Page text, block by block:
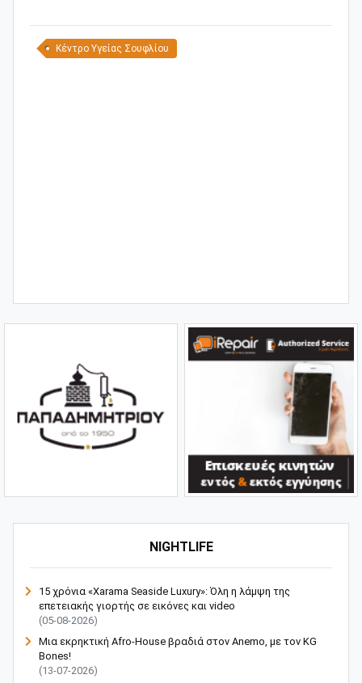
NIGHTLIFE
15 χρόνια «Xarama Seaside Luxury»: Όλη η λάμψη της
επετειακής γιορτής σε εικόνες και video
(05-08-2026)
Μια εκρηκτική Afro-House βραδιά στον Anemo, με τον KG
Bones!
(13-07-2026)
Κέντρο Υγείας Σουφλίου